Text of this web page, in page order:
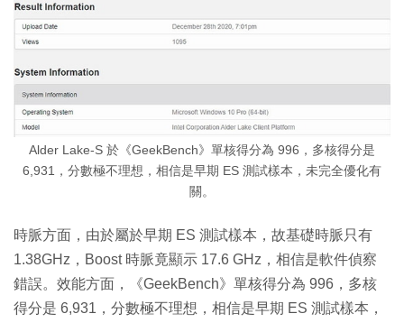
Alder Lake-S 於《GeekBench》單核得分為 996，多核得分是
6,931，分數極不理想，相信是早期 ES 測試樣本，未完全優化有
關。
時脈方面，由於屬於早期 ES 測試樣本，故基礎時脈只有
1.38GHz，Boost 時脈竟顯示 17.6 GHz，相信是軟件偵察
錯誤。效能方面，《GeekBench》單核得分為 996，多核
得分是 6,931，分數極不理想，相信是早期 ES 測試樣本，